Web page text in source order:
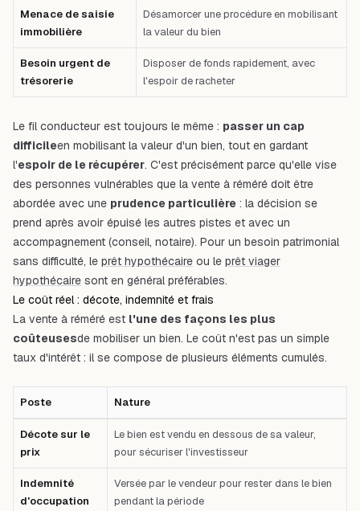
Menace de saisie
immobilière
Désamorcer une procédure en mobilisant
la valeur du bien
Besoin urgent de
trésorerie
Disposer de fonds rapidement, avec
l'espoir de racheter
Le fil conducteur est toujours le même : passer un cap
difficileen mobilisant la valeur d'un bien, tout en gardant
l'espoir de le récupérer. C'est précisément parce qu'elle vise
des personnes vulnérables que la vente à réméré doit être
abordée avec une prudence particulière : la décision se
prend après avoir épuisé les autres pistes et avec un
accompagnement (conseil, notaire). Pour un besoin patrimonial
sans difficulté, le prêt hypothécaire ou le prêt viager
hypothécaire sont en général préférables.
Le coût réel : décote, indemnité et frais
La vente à réméré est l'une des façons les plus
coûteusesde mobiliser un bien. Le coût n'est pas un simple
taux d'intérêt : il se compose de plusieurs éléments cumulés.
Poste Nature
Décote sur le
prix
Le bien est vendu en dessous de sa valeur,
pour sécuriser l'investisseur
Indemnité
d'occupation
Versée par le vendeur pour rester dans le bien
pendant la période